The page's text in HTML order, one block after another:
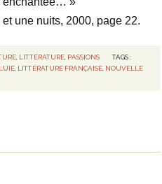
et une nuits, 2000, page 22.
, LITTÉRATURE, PASSIONS
TAGS :
LITTÉRATURE FRANÇAISE NOUVELLE